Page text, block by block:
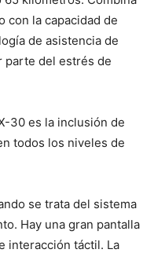
con la capacidad de
de asistencia de
parte del estrés de
30 es la inclusión de
todos los niveles de
se trata del sistema
Hay una gran pantalla
interacción táctil. La